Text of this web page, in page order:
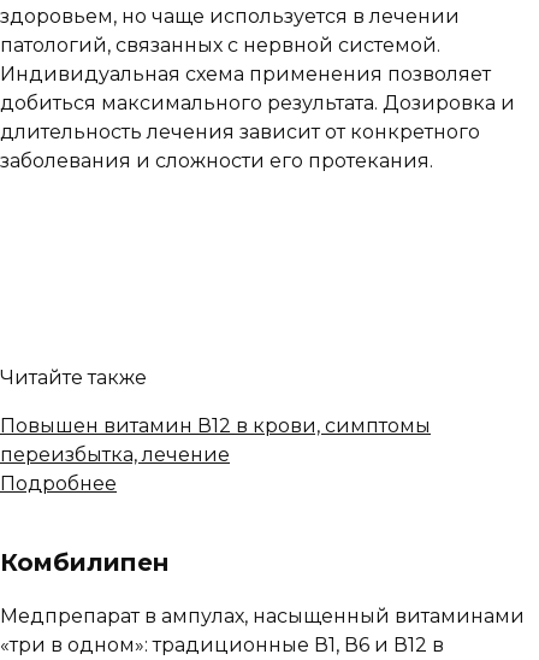
здоровьем, но чаще используется в лечении
патологий, связанных с нервной системой.
Индивидуальная схема применения позволяет
добиться максимального результата. Дозировка и
длительность лечения зависит от конкретного
заболевания и сложности его протекания.
Читайте также
Повышен витамин В12 в крови, симптомы
переизбытка, лечение
Подробнее
Комбилипен
Медпрепарат в ампулах, насыщенный витаминами
«три в одном»: традиционные В1, В6 и В12 в